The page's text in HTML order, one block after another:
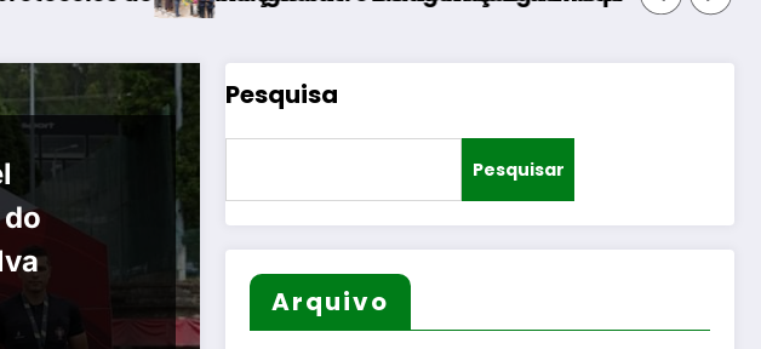
Pesquisa
Pesquisar
Arquivo